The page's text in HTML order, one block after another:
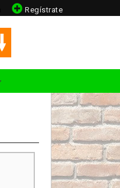
Regístrate